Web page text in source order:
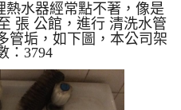
熱水器經常點不著，像是
張 公館，進行 清洗水管
管垢，如下圖，本公司架
檸檬酸 至水管，等候約
開啟 水槌 模式，把水管
出來的水呈黃色，看起來
先生 說，房子才10年，
：3794